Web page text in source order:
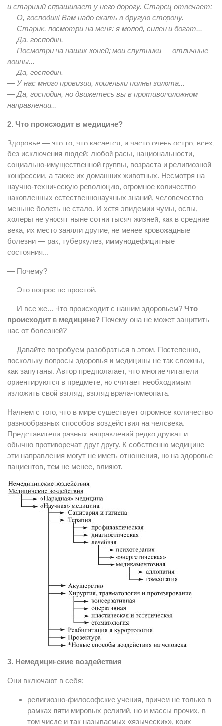
и старший спрашивает у него дорогу. Старец отвечает:
— О, господин! Вам надо ехать в другую сторону.
— Старик, посмотри на меня: я молод, силен и богат...
— Да, господин.
— Посмотри на наших коней; мои спутники — отличные
воины...
— Да, господин.
— У нас много провизии, кошельки полны золота...
— Да, господин, но движетесь вы в противоположном
направлении...
2. Что происходит в медицине?
Здоровье — это то, что касается, и часто очень остро, всех,
без исключения людей: любой расы, национальности,
социально-имущественной группы, возраста и религиозной
конфессии, а также их домашних животных. Несмотря на
научно-техническую революцию, огромное количество
накопленных естественнонаучных знаний, человечество
меньше болеть не стало. И хотя эпидемии чумы, оспы,
холеры не уносят ныне сотни тысяч жизней, как в средние
века, их место заняли другие, не менее кровожадные
болезни — рак, туберкулез, иммунодефицитные
состояния...
— Почему?
— Это вопрос не простой.
— И все же... Что происходит с нашим здоровьем? Что
происходит в медицине? Почему она не может защитить
нас от болезней?
— Давайте попробуем разобраться в этом. Постепенно,
поскольку вопросы здоровья и медицины не так сложны,
как запутаны. Автор предполагает, что многие читатели
ориентируются в предмете, но считает необходимым
изложить свой взгляд, взгляд врача-гомеопата.
Начнем с того, что в мире существует огромное количество
разнообразных способов воздействия на человека.
Представители разных направлений редко дружат и
обычно противоречат друг другу. К собственно медицине
эти направления могут не иметь отношения, но на здоровье
пациентов, тем не менее, влияют.
3. Немедицинские воздействия
Они включают в себя:
религиозно-философские учения, причем не только в
рамках пяти мировых религий, но и массы прочих, в
том числе и так называемых «языческих», коих